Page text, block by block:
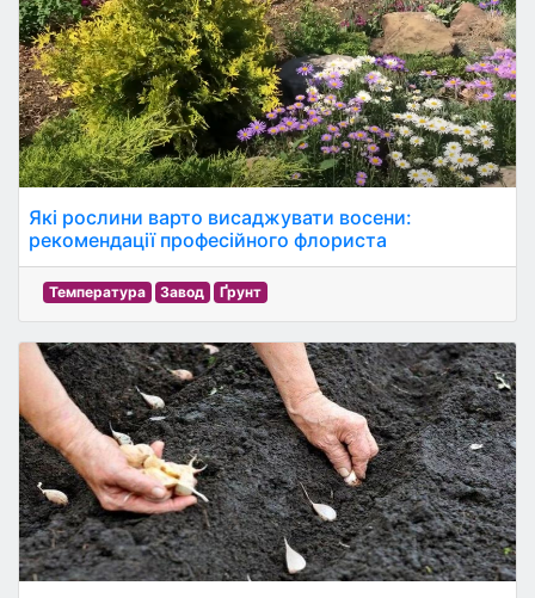
Які рослини варто висаджувати восени:
рекомендації професійного флориста
Температура Завод Ґрунт